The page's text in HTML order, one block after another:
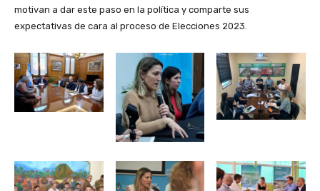
motivan a dar este paso en la política y comparte sus
expectativas de cara al proceso de Elecciones 2023.